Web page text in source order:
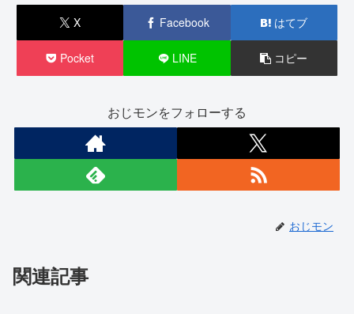
X Facebook はてブ
Pocket LINE コピー
おじモンをフォローする
おじモン
関連記事